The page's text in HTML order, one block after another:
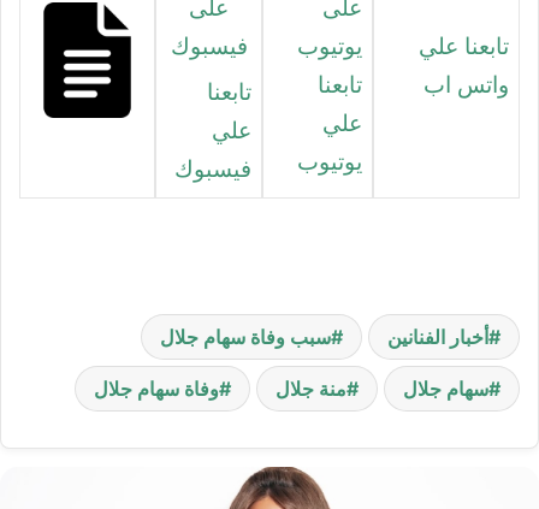
تابعنا علي
واتس اب
تابعنا
علي
يوتيوب
تابعنا
علي
فيسبوك
أخبار الفنانين سبب وفاة سهام جلال
سهام جلال منة جلال وفاة سهام جلال